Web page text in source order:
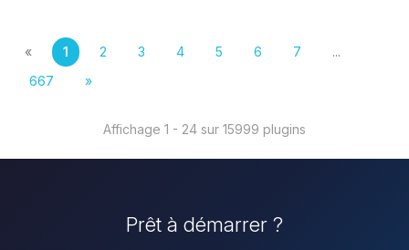
« 1 2 3 4 5 6 7
...
667
»
Affichage 1 - 24 sur 15999 plugins
Prêt à démarrer ?